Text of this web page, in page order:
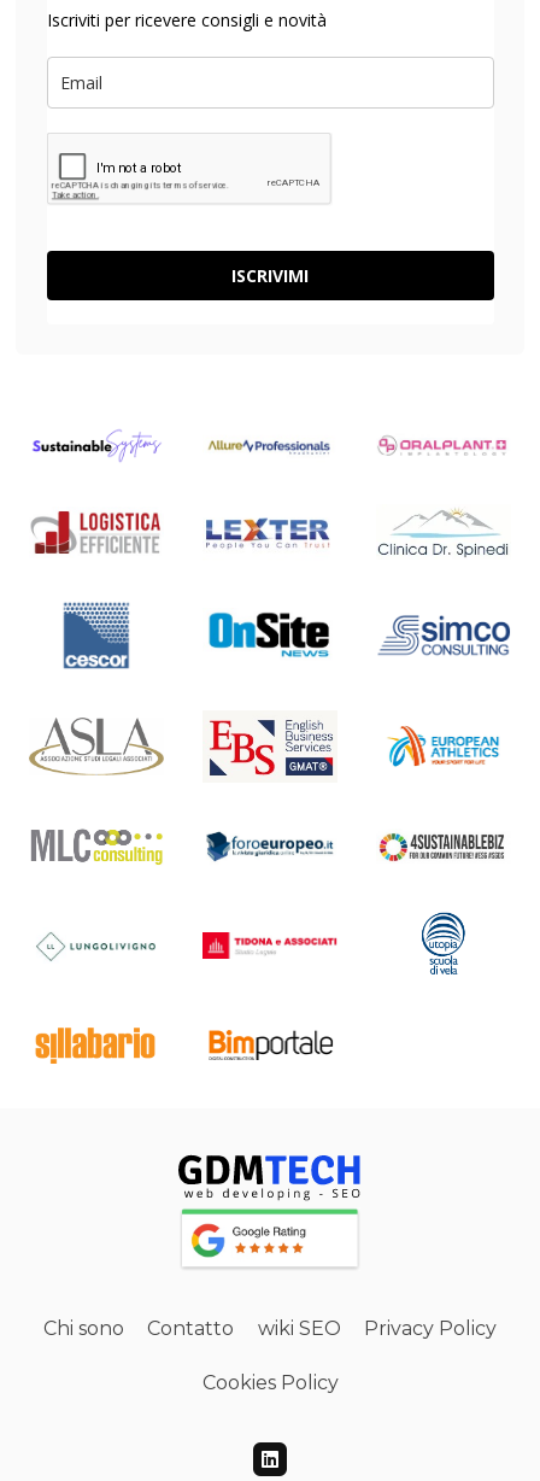
Iscriviti per ricevere consigli e novità
ISCRIVIMI
Chi sono Contatto wiki SEO Privacy Policy
Cookies Policy